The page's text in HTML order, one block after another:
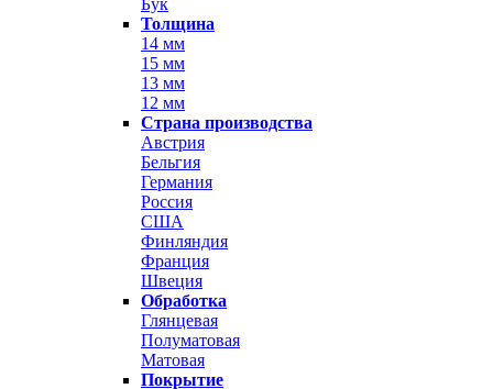
Бук
Толщина
14 мм
15 мм
13 мм
12 мм
Страна производства
Австрия
Бельгия
Германия
Россия
США
Финляндия
Франция
Швеция
Обработка
Глянцевая
Полуматовая
Матовая
Покрытие